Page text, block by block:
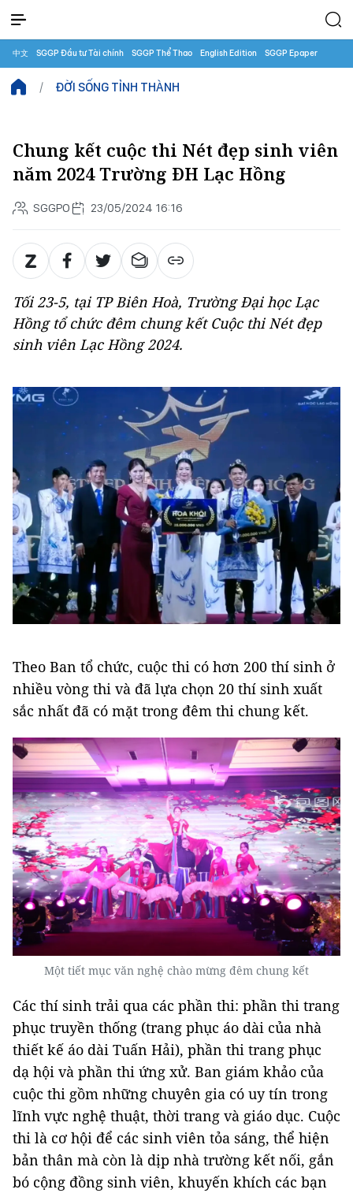
中文 SGGP Đầu tư Tài chính SGGP Thể Thao English Edition SGGP Epaper
ĐỜI SỐNG TỈNH THÀNH
Chung kết cuộc thi Nét đẹp sinh viên
năm 2024 Trường ĐH Lạc Hồng
SGGPO 23/05/2024 16:16
Tối 23-5, tại TP Biên Hoà, Trường Đại học Lạc
Hồng tổ chức đêm chung kết Cuộc thi Nét đẹp
sinh viên Lạc Hồng 2024.
Theo Ban tổ chức, cuộc thi có hơn 200 thí sinh ở
nhiều vòng thi và đã lựa chọn 20 thí sinh xuất
sắc nhất đã có mặt trong đêm thi chung kết.
Một tiết mục văn nghệ chào mừng đêm chung kết
Các thí sinh trải qua các phần thi: phần thi trang
phục truyền thống (trang phục áo dài của nhà
thiết kế áo dài Tuấn Hải), phần thi trang phục
dạ hội và phần thi ứng xử. Ban giám khảo của
cuộc thi gồm những chuyên gia có uy tín trong
lĩnh vực nghệ thuật, thời trang và giáo dục. Cuộc
thi là cơ hội để các sinh viên tỏa sáng, thể hiện
bản thân mà còn là dịp nhà trường kết nối, gắn
bó cộng đồng sinh viên, khuyến khích các bạn